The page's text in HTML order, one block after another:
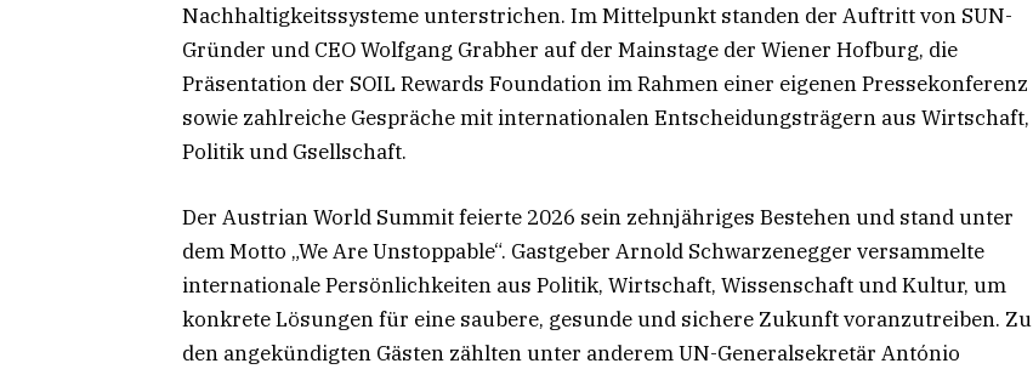
Nachhaltigkeitssysteme unterstrichen. Im Mittelpunkt standen der Auftritt von SUN-
Gründer und CEO Wolfgang Grabher auf der Mainstage der Wiener Hofburg, die
Präsentation der SOIL Rewards Foundation im Rahmen einer eigenen Pressekonferenz
sowie zahlreiche Gespräche mit internationalen Entscheidungsträgern aus Wirtschaft,
Politik und Gsellschaft.
Der Austrian World Summit feierte 2026 sein zehnjähriges Bestehen und stand unter
dem Motto „We Are Unstoppable“. Gastgeber Arnold Schwarzenegger versammelte
internationale Persönlichkeiten aus Politik, Wirtschaft, Wissenschaft und Kultur, um
konkrete Lösungen für eine saubere, gesunde und sichere Zukunft voranzutreiben. Zu
den angekündigten Gästen zählten unter anderem UN-Generalsekretär António